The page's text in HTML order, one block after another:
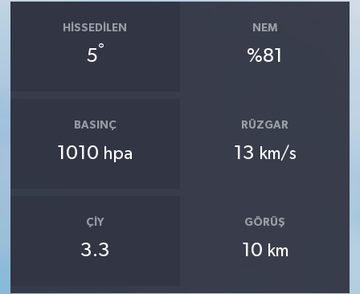
HISSEDILEN
5°
NEM
%81
BASINÇ
1010 hpa
RÜZGAR
13 km/s
ÇIY
3.3
GÖRÜŞ
10 km